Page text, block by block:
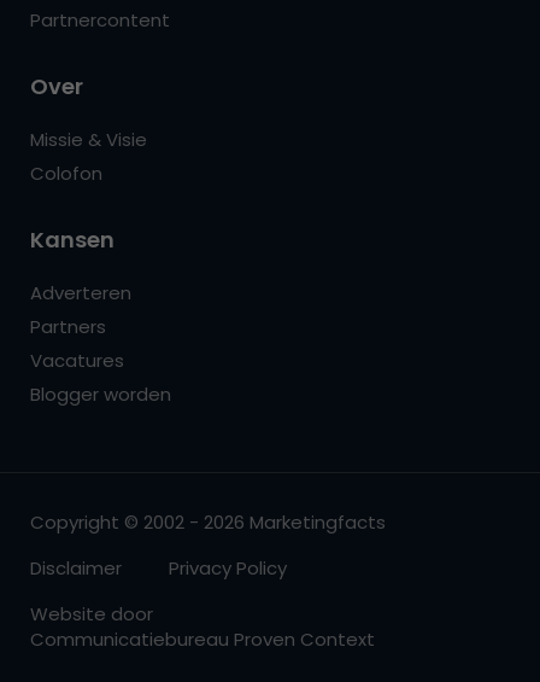
Partnercontent
Over
Missie & Visie
Colofon
Kansen
Adverteren
Partners
Vacatures
Blogger worden
Copyright © 2002 - 2026 Marketingfacts
Disclaimer
Privacy Policy
Website door
Communicatiebureau Proven Context